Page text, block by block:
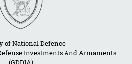
of National Defence
Investments And Armaments
(GDDIA)